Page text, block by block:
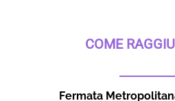
COME
Fermata